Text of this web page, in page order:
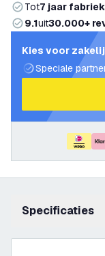
Tot7 jaar
9.1uit30.000+
Kies voor
Speciale
Specificaties